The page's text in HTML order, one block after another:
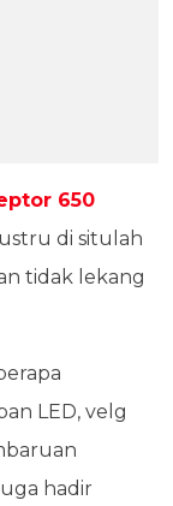
650
di situlah
tidak lekang
LED, velg
hadir